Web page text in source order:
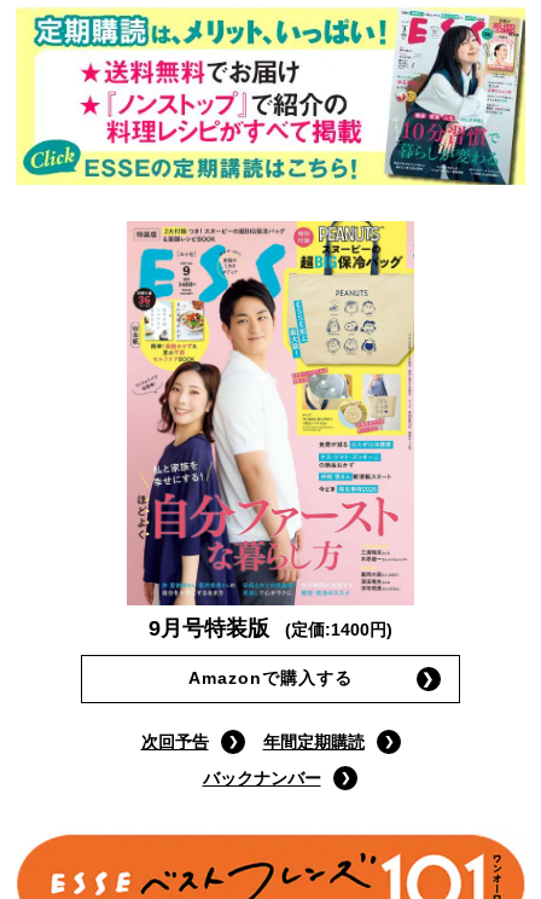
9月号特装版 (定価:1400円)
Amazonで購入する
次回予告
年間定期購読
バックナンバー